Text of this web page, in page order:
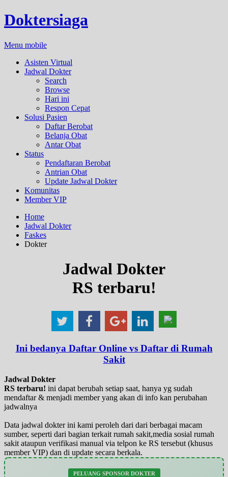
Doktersiaga
Menu mobile
Asisten Virtual
Jadwal Dokter
Search
Browse
Hari ini
Respon Cepat
Solusi Pasien
Daftar Berobat
Belanja Obat
Antar Obat
Status
Pendaftaran Berobat
Antrian Obat
Update Jadwal Dokter
Komunitas
Member VIP
Home
Jadwal Dokter
Faskes
Dokter
Jadwal Dokter
RS terbaru!
Ini bedanya Daftar Online vs Daftar di Rumah
Sakit
Jadwal Dokter
RS terbaru! ini dapat berubah setiap saat, hanya yg sudah
mendaftar & menjadi member yang akan di info kan perubahan
jadwalnya
Data jadwal dokter ini kami peroleh dari dari berbagai macam
sumber, seperti dari bagian terkait rumah sakit,media sosial rumah
sakit ataupun verifikasi manual via telpon ke RS tersebut (khusus
member VIP) dan di update secara berkala.
PELUANG SPONSOR DOKTER